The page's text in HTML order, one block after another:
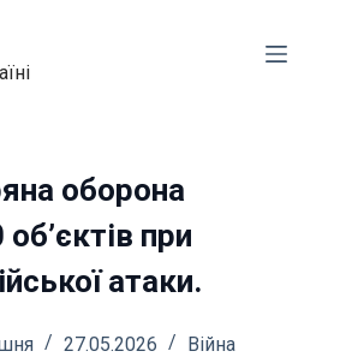
оборона
при
атаки.
27.05.2026 Війна